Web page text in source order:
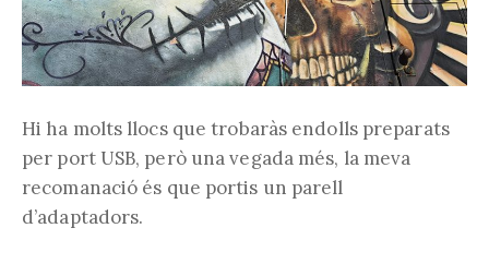
Hi ha molts llocs que trobaràs endolls preparats
per port USB, però una vegada més, la meva
recomanació és que portis un parell
d’adaptadors.